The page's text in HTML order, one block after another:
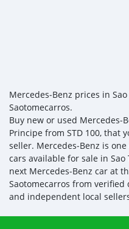
Mercedes‒Benz prices in
Saotomecarros.
Buy new or used
Principe from STD 100, that
seller. Mercedes‒Benz is
cars available for sale in
next Mercedes‒Benz car at
Saotomecarros from
and independent local